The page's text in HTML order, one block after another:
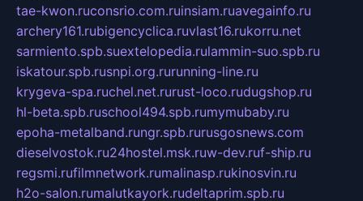
tae-kwon.ruconsrio.com.ruinsiam.ruavegainfo.ru
archery161.rubigencyclica.ruvlast16.rukorru.net
sarmiento.spb.suextelopedia.rulammin-suo.spb.ru
iskatour.spb.rusnpi.org.rurunning-line.ru
krygeva-spa.ruchel.net.rurust-loco.rudugshop.ru
hl-beta.spb.ruschool494.spb.rumymubaby.ru
epoha-metalband.rungr.spb.rurusgosnews.com
dieselvostok.ru24hostel.msk.ruw-dev.ruf-ship.ru
regsmi.rufilmnetwork.rumalinasp.rukinosvin.ru
h2o-salon.rumalutkayork.rudeltaprim.spb.ru